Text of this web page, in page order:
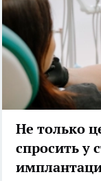
Не только
спросить у